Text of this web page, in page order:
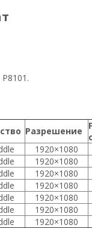
Разрешение
1920×1080
1920×1080
1920×1080
1920×1080
1920×1080
1920×1080
1920×1080